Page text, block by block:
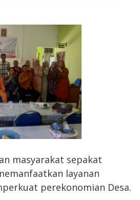
masyarakat sepakat
layanan
perekonomian Desa.